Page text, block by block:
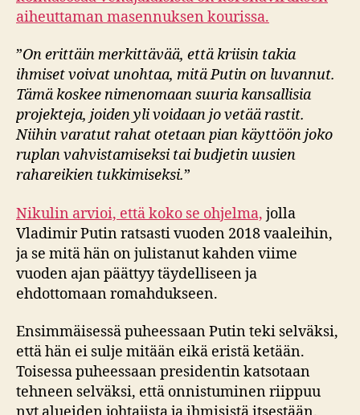
aiheuttaman masennuksen kourissa.
”On erittäin merkittävää, että kriisin takia
ihmiset voivat unohtaa, mitä Putin on luvannut.
Tämä koskee nimenomaan suuria kansallisia
projekteja, joiden yli voidaan jo vetää rastit.
Niihin varatut rahat otetaan pian käyttöön joko
ruplan vahvistamiseksi tai budjetin uusien
rahareikien tukkimiseksi.”
Nikulin arvioi, että koko se ohjelma, jolla
Vladimir Putin ratsasti vuoden 2018 vaaleihin,
ja se mitä hän on julistanut kahden viime
vuoden ajan päättyy täydelliseen ja
ehdottomaan romahdukseen.
Ensimmäisessä puheessaan Putin teki selväksi,
että hän ei sulje mitään eikä eristä ketään.
Toisessa puheessaan presidentin katsotaan
tehneen selväksi, että onnistuminen riippuu